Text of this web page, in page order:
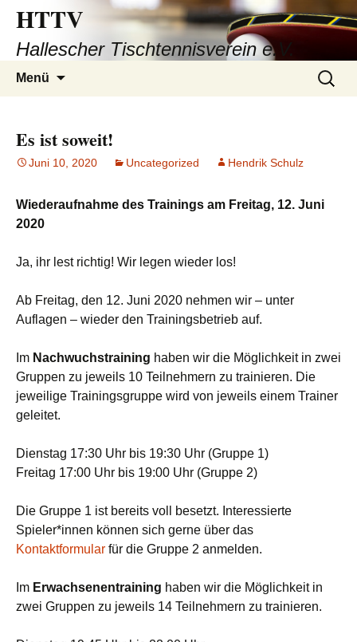
HTTV
Hallescher Tischtennisverein e.V.
Menü
Suchen
nach:
Es ist soweit!
Juni 10, 2020 Uncategorized Hendrik Schulz
Wiederaufnahme des Trainings am Freitag, 12. Juni
2020
Ja, ihr lest richtig! Wir legen wieder los!
Ab Freitag, den 12. Juni 2020 nehmen wir – unter
Auflagen – wieder den Trainingsbetrieb auf.
Im Nachwuchstraining haben wir die Möglichkeit in zwei
Gruppen zu jeweils 10 Teilnehmern zu trainieren. Die
jeweilige Trainingsgruppe wird von jeweils einem Trainer
geleitet.
Dienstag 17:30 Uhr bis 19:30 Uhr (Gruppe 1)
Freitag 17:00 Uhr bis 19:00 Uhr (Gruppe 2)
Die Gruppe 1 ist bereits voll besetzt. Interessierte
Spieler*innen können sich gerne über das
Kontaktformular für die Gruppe 2 anmelden.
Im Erwachsenentraining haben wir die Möglichkeit in
zwei Gruppen zu jeweils 14 Teilnehmern zu trainieren.